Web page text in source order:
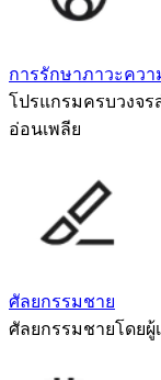
การรักษาภาวะควา
โปรแกรมครบวงจร
อ่อนเพลีย
ศัลยกรรมชาย
ศัลยกรรมชายโดยผู้